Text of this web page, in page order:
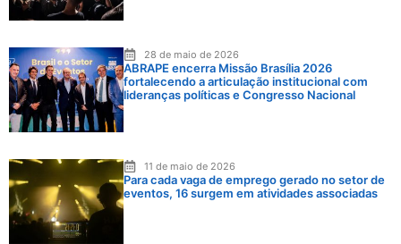
28 de maio de 2026
ABRAPE encerra Missão Brasília 2026
fortalecendo a articulação institucional com
lideranças políticas e Congresso Nacional
11 de maio de 2026
Para cada vaga de emprego gerado no setor de
eventos, 16 surgem em atividades associadas